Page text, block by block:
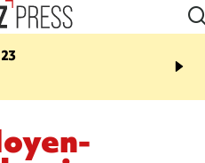
21:08
et Turquie scellent un